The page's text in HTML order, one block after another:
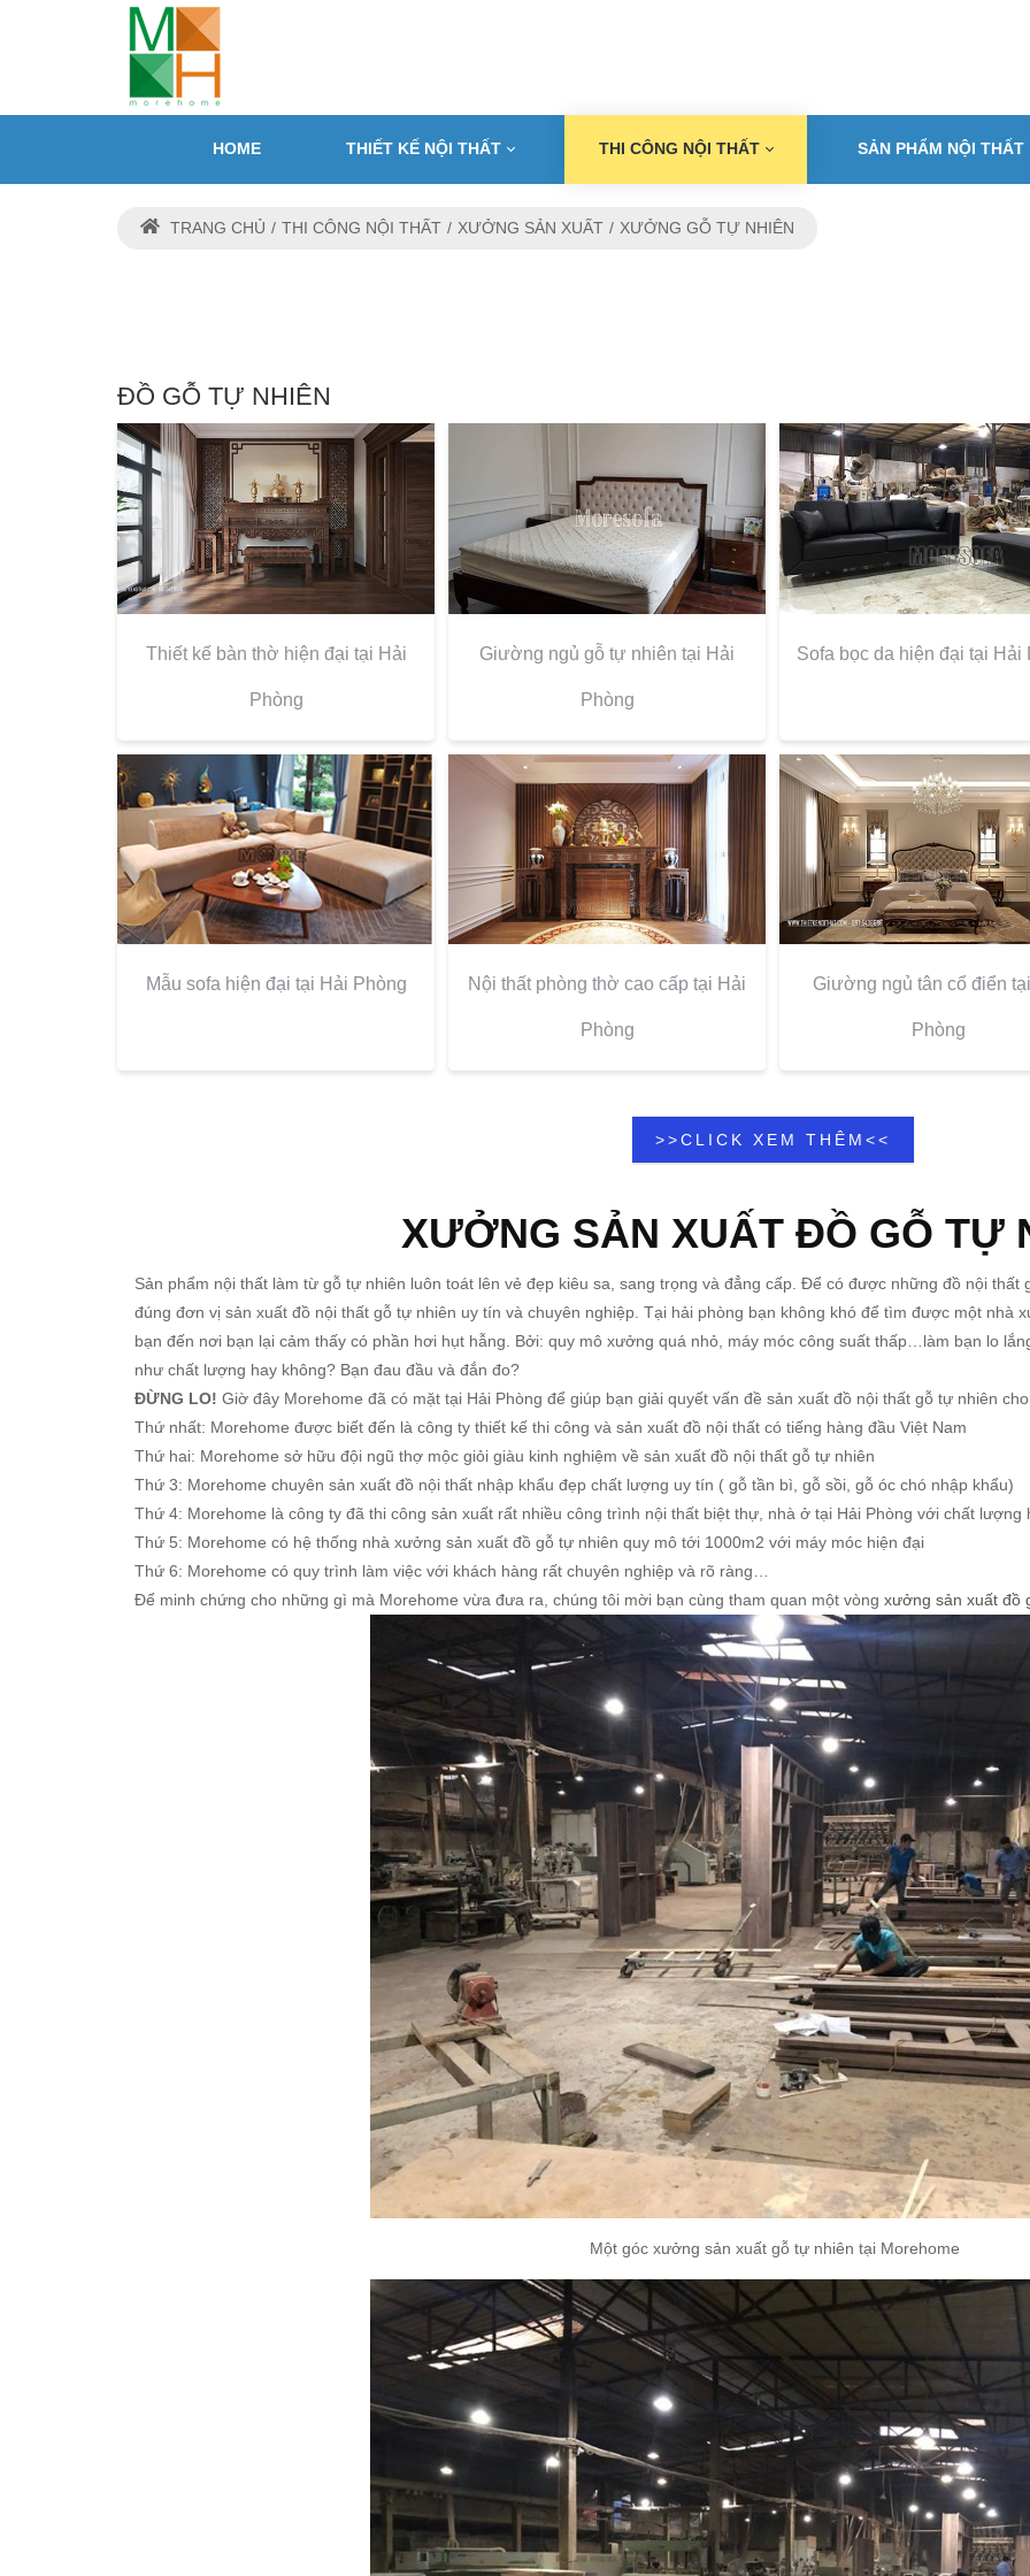
HOME THIẾT KẾ NỘI THẤT THI CÔNG NỘI THẤT SẢN PHẨM NỘI THẤT
TRANG CHỦ THI CÔNG NỘI THẤT XƯỞNG SẢN XUẤT XƯỞNG GỖ TỰ NHIÊN
ĐỒ GỖ TỰ NHIÊN
Thiết kế bàn thờ hiện đại tại Hải
Phòng
Giường ngủ gỗ tự nhiên tại Hải
Phòng
Sofa bọc da hiện đại tại Hải
Mẫu sofa hiện đại tại Hải Phòng Nội thất phòng thờ cao cấp tại Hải
Phòng
Giường ngủ tân cổ điển
Phòng
>>CLICK XEM THÊM<<
XƯỞNG SẢN XUẤT ĐỒ GỖ TỰ
Sản phẩm nội thất làm từ gỗ tự nhiên luôn toát lên vẻ đẹp kiêu sa, sang trọng và đẳng cấp. Để có được những đồ nội
đúng đơn vị sản xuất đồ nội thất gỗ tự nhiên uy tín và chuyên nghiệp. Tại hải phòng bạn không khó để tìm được một nhà
bạn đến nơi bạn lại cảm thấy có phần hơi hụt hẫng. Bởi: quy mô xưởng quá nhỏ, máy móc công suất thấp…làm bạn lo
như chất lượng hay không? Bạn đau đầu và đắn đo?
ĐỪNG LO! Giờ đây Morehome đã có mặt tại Hải Phòng để giúp bạn giải quyết vấn đề sản xuất đồ nội thất gỗ tự nhiên
Thứ nhất: Morehome được biết đến là công ty thiết kế thi công và sản xuất đồ nội thất có tiếng hàng đầu Việt Nam
Thứ hai: Morehome sở hữu đội ngũ thợ mộc giỏi giàu kinh nghiệm về sản xuất đồ nội thất gỗ tự nhiên
Thứ 3: Morehome chuyên sản xuất đồ nội thất nhập khẩu đẹp chất lượng uy tín ( gỗ tần bì, gỗ sồi, gỗ óc chó nhập khẩu)
Thứ 4: Morehome là công ty đã thi công sản xuất rất nhiều công trình nội thất biệt thự, nhà ở tại Hải Phòng với chất lượng
Thứ 5: Morehome có hệ thống nhà xưởng sản xuất đồ gỗ tự nhiên quy mô tới 1000m2 với máy móc hiện đại
Thứ 6: Morehome có quy trình làm việc với khách hàng rất chuyên nghiệp và rõ ràng…
Để minh chứng cho những gì mà Morehome vừa đưa ra, chúng tôi mời bạn cùng tham quan một vòng xưởng sản xuất đồ
Một góc xưởng sản xuất gỗ tự nhiên tại Morehome